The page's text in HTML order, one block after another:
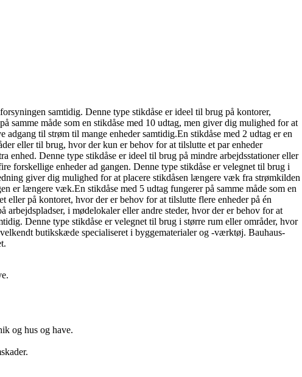
samtidig. Denne type stikdåse er ideel til brug på kontorer,
samme måde som en stikdåse med 10 udtag, men giver dig mulighed for at
til strøm til mange enheder samtidig.En stikdåse med 2 udtag er en
eller til brug, hvor der kun er behov for at tilslutte et par enheder
enhed. Denne type stikdåse er ideel til brug på mindre arbejdsstationer eller
forskellige enheder ad gangen. Denne type stikdåse er velegnet til brug i
giver dig mulighed for at placere stikdåsen længere væk fra strømkilden
er længere væk.En stikdåse med 5 udtag fungerer på samme måde som en
eller på kontoret, hvor der er behov for at tilslutte flere enheder på én
i mødelokaler eller andre steder, hvor der er behov for at
Denne type stikdåse er velegnet til brug i større rum eller områder, hvor
butikskæde specialiseret i byggematerialer og -værktøj. Bauhaus-
og hus og have.